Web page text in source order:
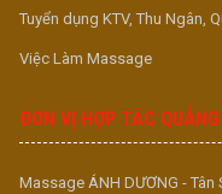
Tuyển dụng KTV, Thu Ngân,
Việc Làm Massage
ĐƠN VỊ HỢP TÁC
Massage ÁNH DƯƠNG - Tân